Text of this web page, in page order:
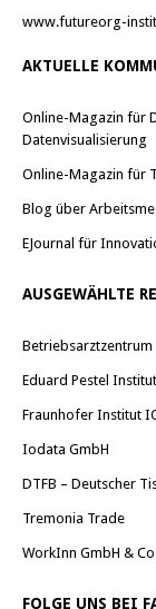
www.futureorg-
AKTUELLE
Online-Magazin für
Datenvisualisierung
Online-Magazin für
Blog über
EJournal für
AUSGEWÄHLTE
Betriebsarztzentrum
Eduard Pestel Institut
Fraunhofer Institut
Iodata GmbH
DTFB – Deutscher
Tremonia Trade
WorkInn GmbH &
FOLGE UNS BEI